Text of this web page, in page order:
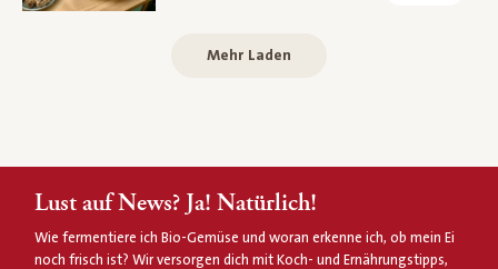
Mehr Laden
Lust auf News? Ja! Natürlich!
Wie fermentiere ich Bio-Gemüse und woran erkenne ich, ob mein Ei
noch frisch ist? Wir versorgen dich mit Koch- und Ernährungstipps,